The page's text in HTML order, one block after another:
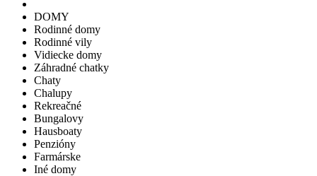
DOMY
Rodinné domy
Rodinné vily
Vidiecke domy
Záhradné chatky
Chaty
Chalupy
Rekreačné
Bungalovy
Hausboaty
Penzióny
Farmárske
Iné domy